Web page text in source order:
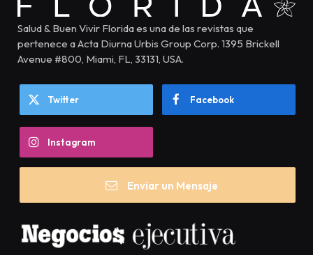
Salud & Buen Vivir Florida es una de las revistas que
pertenece a Acta Diurna Urbis Group Corp. 1395 Brickell
Avenue #800, Miami, FL, 33131, USA.
Twitter Facebook
Instagram
Enviar un Mensaje